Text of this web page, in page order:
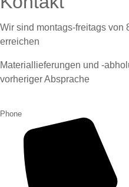
Wir sind montags-freitags von
erreichen
Materiallieferungen und -
vorheriger Absprache
Phone